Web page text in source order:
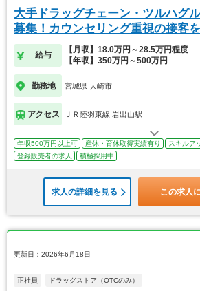
大手ドラッグチェーン・ツルハグ
募集！カウンセリング重視の接客
給与
【月収】18.0万円～28.5万円程度
【年収】350万円～500万円
勤務地 宮城県 大崎市
アクセス ＪＲ陸羽東線 岩出山駅
年収500万円以上可 産休・育休取得実績有り スキルア
登録販売者の求人
積極採用中
求人の詳細を見る この求人
更新日：2026年6月18日
正社員 ドラッグストア（OTCのみ）